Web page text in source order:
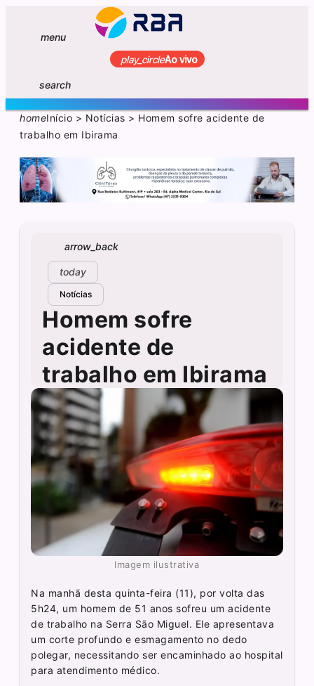
menu
play_circleAo vivo
search
homeInício > Notícias > Homem sofre acidente de
trabalho em Ibirama
arrow_back
today
Notícias
Homem sofre
acidente de
trabalho em Ibirama
Imagem ilustrativa
Na manhã desta quinta-feira (11), por volta das
5h24, um homem de 51 anos sofreu um acidente
de trabalho na Serra São Miguel. Ele apresentava
um corte profundo e esmagamento no dedo
polegar, necessitando ser encaminhado ao hospital
para atendimento médico.